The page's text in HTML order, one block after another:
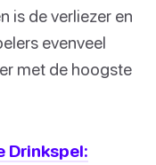
is de verliezer en
evenveel
met de hoogste
Drinkspel: